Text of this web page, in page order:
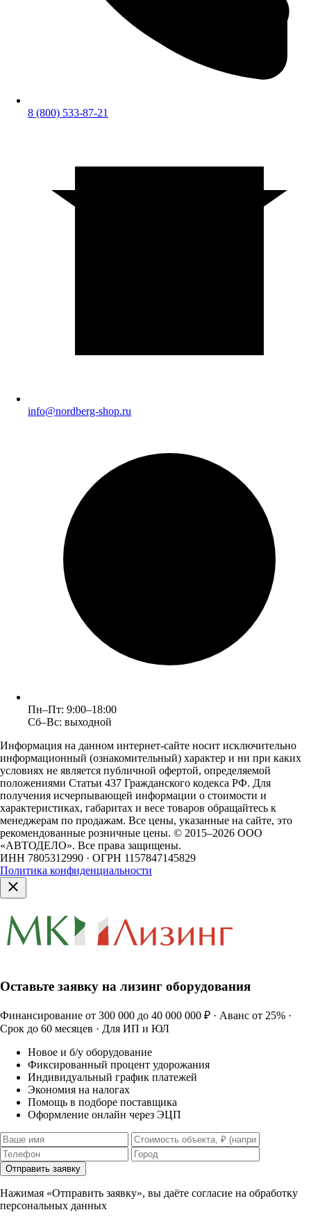
8 (800) 533-87-21
info@nordberg-shop.ru
Пн–Пт: 9:00–18:00
Сб–Вс: выходной
Информация на данном интернет-сайте носит исключительно
информационный (ознакомительный) характер и ни при каких
условиях не является публичной офертой, определяемой
положениями Статьи 437 Гражданского кодекса РФ. Для
получения исчерпывающей информации о стоимости и
характеристиках, габаритах и весе товаров обращайтесь к
менеджерам по продажам. Все цены, указанные на сайте, это
рекомендованные розничные цены. © 2015–2026 ООО
«АВТОДЕЛО». Все права защищены.
ИНН 7805312990 · ОГРН 1157847145829
Политика конфиденциальности
Оставьте заявку на лизинг оборудования
Финансирование от 300 000 до 40 000 000 ₽ · Аванс от 25% ·
Срок до 60 месяцев · Для ИП и ЮЛ
Новое и б/у оборудование
Фиксированный процент удорожания
Индивидуальный график платежей
Экономия на налогах
Помощь в подборе поставщика
Оформление онлайн через ЭЦП
Отправить заявку
Нажимая «Отправить заявку», вы даёте согласие на обработку
персональных данных